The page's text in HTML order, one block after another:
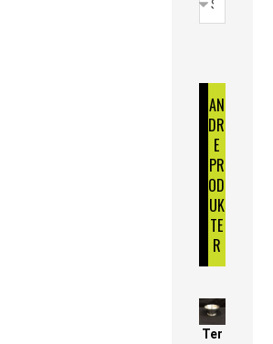
AN
DR
E
PR
OD
UK
TE
R
Ter